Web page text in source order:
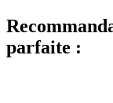
parfaite :